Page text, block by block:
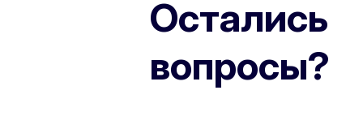
Остались
вопросы?